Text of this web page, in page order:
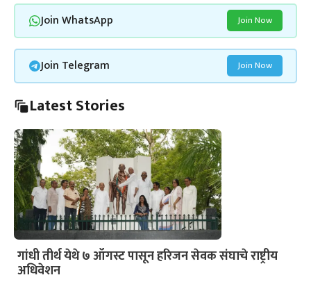
Join WhatsApp Join Now
Join Telegram Join Now
Latest Stories
गांधी तीर्थ येथे ७ ऑगस्ट पासून हरिजन सेवक संघाचे राष्ट्रीय
अधिवेशन